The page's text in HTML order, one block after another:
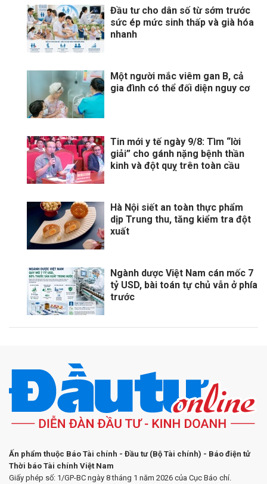
Đầu tư cho dân số từ sớm trước
sức ép mức sinh thấp và già hóa
nhanh
Một người mắc viêm gan B, cả
gia đình có thể đối diện nguy cơ
Tin mới y tế ngày 9/8: Tìm “lời
giải” cho gánh nặng bệnh thần
kinh và đột quỵ trên toàn cầu
Hà Nội siết an toàn thực phẩm
dịp Trung thu, tăng kiểm tra đột
xuất
Ngành dược Việt Nam cán mốc 7
tỷ USD, bài toán tự chủ vẫn ở phía
trước
Ấn phẩm thuộc Báo Tài chính - Đầu tư (Bộ Tài chính) - Báo điện tử
Thời báo Tài chính Việt Nam
Giấy phép số: 1/GP-BC ngày 8 tháng 1 năm 2026 của Cục Báo chí.